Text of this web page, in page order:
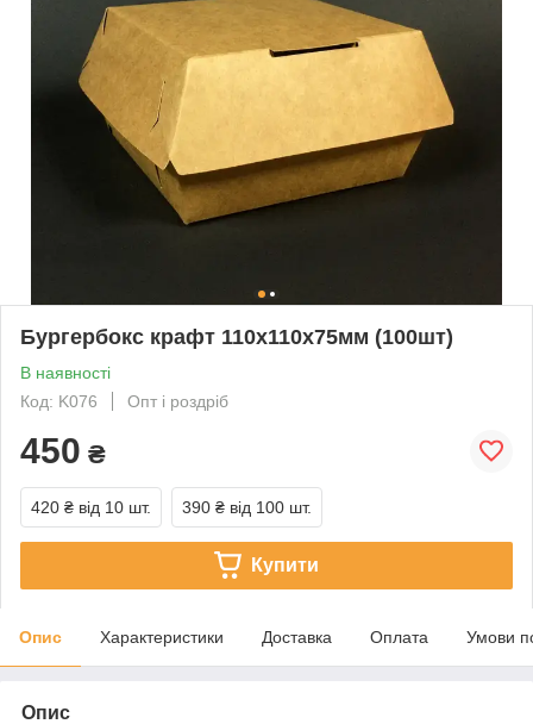
Бургербокс крафт 110х110х75мм (100шт)
В наявності
Код: K076
Опт і роздріб
450 ₴
420 ₴ від 10 шт. 390 ₴ від 100 шт.
Купити
Опис Характеристики Доставка Оплата Умови
Опис